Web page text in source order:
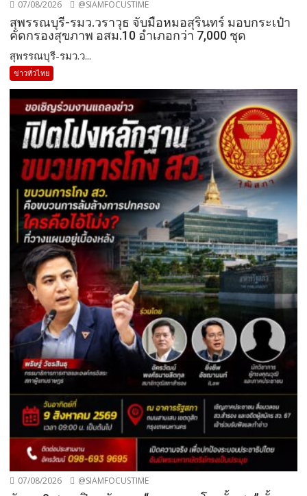
07/08/2026 @SIAMFOCUSTIME
สุพรรณบุรี-รมว.วราวุธ จับมือหมอสุรินทร์ มอบกระเป๋า
คัดกรองสุขภาพ อสม.10 อำเภอกว่า 7,000 ชุด
สุพรรณบุรี-รมว.ว...
ข่าวทั่วไทย
07/08/2026 @SIAMFOCUSTIME